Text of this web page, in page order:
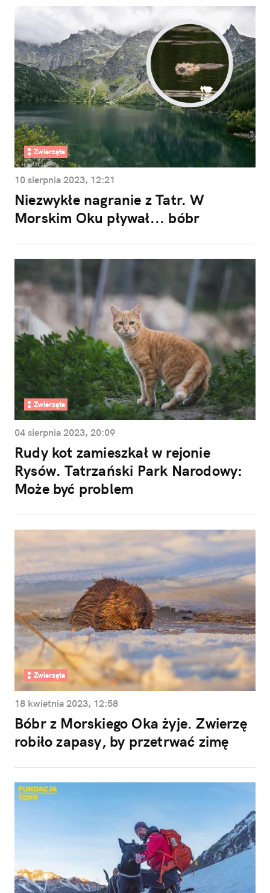
Zwierzęta
10 sierpnia 2023, 12:21
Niezwykłe nagranie z Tatr. W
Morskim Oku pływał... bóbr
Zwierzęta
04 sierpnia 2023, 20:09
Rudy kot zamieszkał w rejonie
Rysów. Tatrzański Park Narodowy:
Może być problem
Zwierzęta
18 kwietnia 2023, 12:58
Bóbr z Morskiego Oka żyje. Zwierzę
robiło zapasy, by przetrwać zimę